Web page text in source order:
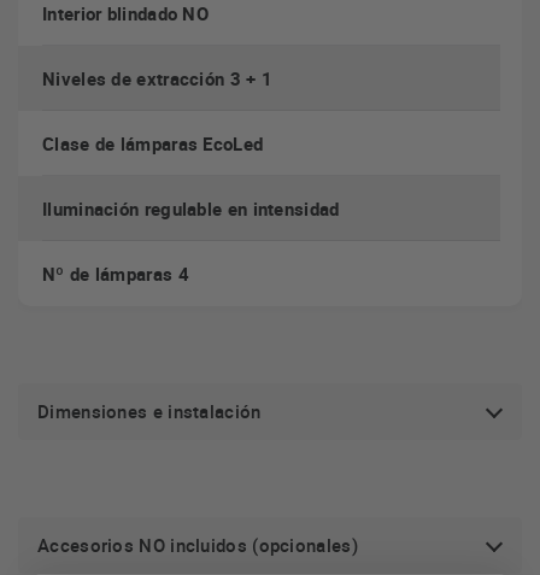
Interior blindado NO
Niveles de extracción 3 + 1
Clase de lámparas EcoLed
Iluminación regulable en intensidad
Nº de lámparas 4
Dimensiones e instalación
Accesorios NO incluidos (opcionales)